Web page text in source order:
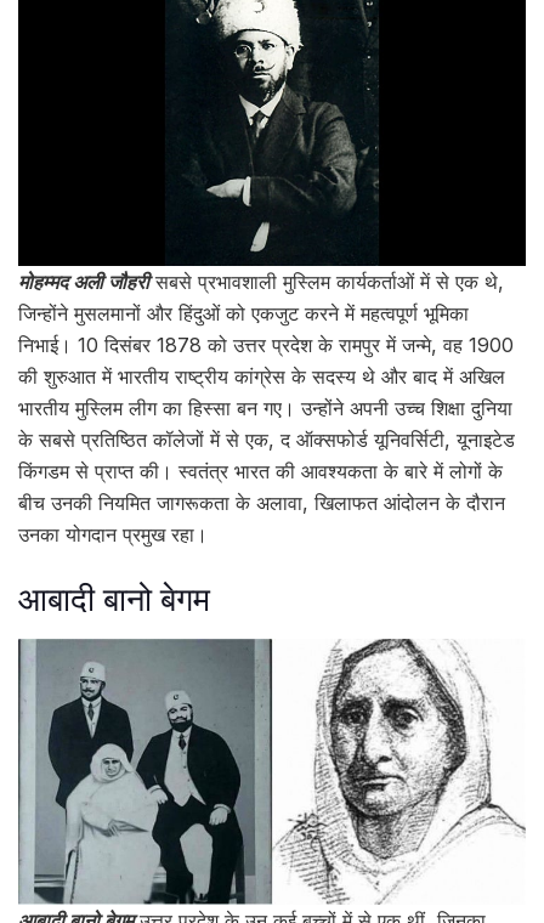
मोहम्मद अली जौहरीसबसे प्रभावशाली मुस्लिम कार्यकर्ताओं में से एक थे,
जिन्होंने मुसलमानों और हिंदुओं को एकजुट करने में महत्वपूर्ण भूमिका
निभाई। 10 दिसंबर 1878 को उत्तर प्रदेश के रामपुर में जन्मे, वह 1900
की शुरुआत में भारतीय राष्ट्रीय कांग्रेस के सदस्य थे और बाद में अखिल
भारतीय मुस्लिम लीग का हिस्सा बन गए। उन्होंने अपनी उच्च शिक्षा दुनिया
के सबसे प्रतिष्ठित कॉलेजों में से एक, द ऑक्सफोर्ड यूनिवर्सिटी, यूनाइटेड
किंगडम से प्राप्त की। स्वतंत्र भारत की आवश्यकता के बारे में लोगों के
बीच उनकी नियमित जागरूकता के अलावा, खिलाफत आंदोलन के दौरान
उनका योगदान प्रमुख रहा।
आबादी बानो बेगम